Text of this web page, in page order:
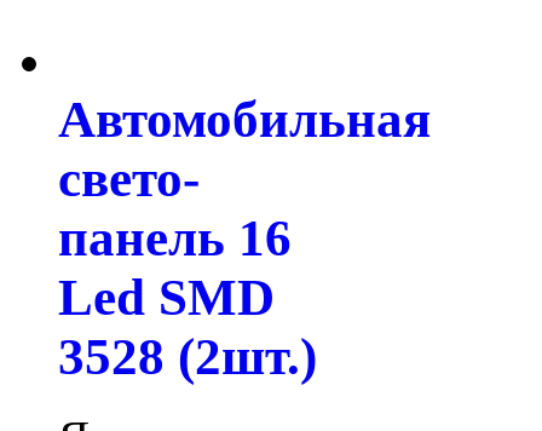
Автомобильная
свето-
панель 16
Led SMD
3528 (2шт.)